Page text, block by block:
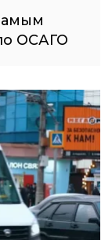
ОСАГО